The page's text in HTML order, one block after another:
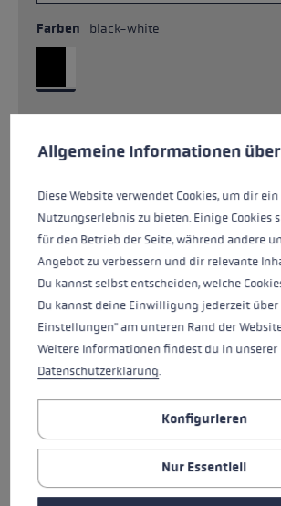
Farben black-white
Allgemeine Informationen über
Diese Website verwendet Cookies, um dir
Nutzungserlebnis zu bieten. Einige Cookies
für den Betrieb der Seite, während andere
Angebot zu verbessern und dir relevante
Du kannst selbst entscheiden, welche
Du kannst deine Einwilligung jederzeit über
Einstellungen" am unteren Rand der
Weitere Informationen findest du in unserer
Datenschutzerklärung.
Konfigurieren
Nur Essentiell